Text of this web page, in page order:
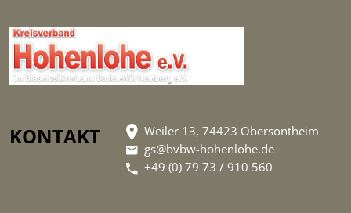
KONTAKT
Weiler 13, 74423 Obersontheim
gs@bvbw-hohenlohe.de
+49 (0) 79 73 / 910 560